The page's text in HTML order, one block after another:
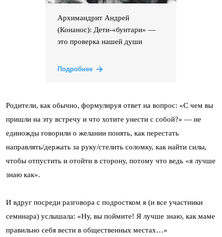
Архимандрит Андрей
(Конанос): Дети-«бунтари» —
это проверка нашей души
Подробнее
Родители, как обычно, формулируя ответ на вопрос: «С чем вы
пришли на эту встречу и что хотите унести с собой?» — не
единожды говорили о желании понять, как перестать
направлять/держать за руку/стелить соломку, как найти силы,
чтобы отпустить и отойти в сторону, потому что ведь «я лучше
знаю как».
И вдруг посреди разговора с подростком я (и все участники
семинара) услышала: «Ну, вы поймите! Я лучше знаю, как маме
правильно себя вести в общественных местах…»